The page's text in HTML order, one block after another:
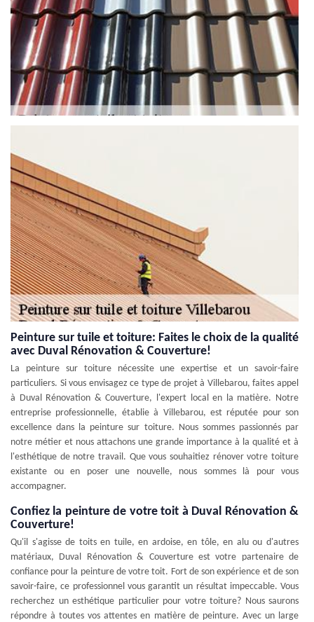
Peinture sur tuile et toiture: Faites le choix de la qualité
avec Duval Rénovation & Couverture!
La peinture sur toiture nécessite une expertise et un savoir-faire
particuliers. Si vous envisagez ce type de projet à Villebarou, faites appel
à Duval Rénovation & Couverture, l'expert local en la matière. Notre
entreprise professionnelle, établie à Villebarou, est réputée pour son
excellence dans la peinture sur toiture. Nous sommes passionnés par
notre métier et nous attachons une grande importance à la qualité et à
l'esthétique de notre travail. Que vous souhaitiez rénover votre toiture
existante ou en poser une nouvelle, nous sommes là pour vous
accompagner.
Confiez la peinture de votre toit à Duval Rénovation &
Couverture!
Qu'il s'agisse de toits en tuile, en ardoise, en tôle, en alu ou d'autres
matériaux, Duval Rénovation & Couverture est votre partenaire de
confiance pour la peinture de votre toit. Fort de son expérience et de son
savoir-faire, ce professionnel vous garantit un résultat impeccable. Vous
recherchez un esthétique particulier pour votre toiture? Nous saurons
répondre à toutes vos attentes en matière de peinture. Avec un large